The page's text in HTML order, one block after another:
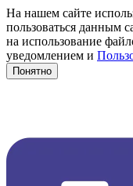
На нашем сайте
пользоваться данным
на использование
уведомлением и
Понятно